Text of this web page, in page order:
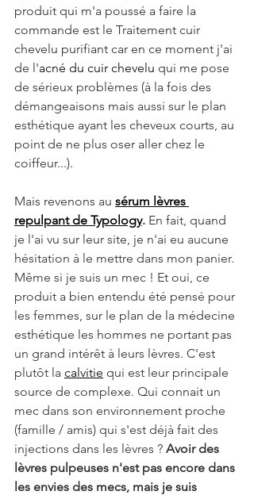
produit qui m'a poussé a faire la
commande est le Traitement cuir
chevelu purifiant car en ce moment j'ai
de l'acné du cuir chevelu qui me pose
de sérieux problèmes (à la fois des
démangeaisons mais aussi sur le plan
esthétique ayant les cheveux courts, au
point de ne plus oser aller chez le
coiffeur...).
Mais revenons au sérum lèvres
repulpant de Typology. En fait, quand
je l'ai vu sur leur site, je n'ai eu aucune
hésitation à le mettre dans mon panier.
Même si je suis un mec ! Et oui, ce
produit a bien entendu été pensé pour
les femmes, sur le plan de la médecine
esthétique les hommes ne portant pas
un grand intérêt à leurs lèvres. C'est
plutôt la calvitie qui est leur principale
source de complexe. Qui connait un
mec dans son environnement proche
(famille / amis) qui s'est déjà fait des
injections dans les lèvres ? Avoir des
lèvres pulpeuses n'est pas encore dans
les envies des mecs, mais je suis